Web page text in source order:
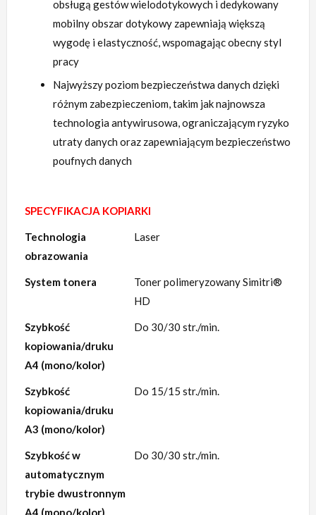
obsługą gestów wielodotykowych i dedykowany
mobilny obszar dotykowy zapewniają większą
wygodę i elastyczność, wspomagając obecny styl
pracy
Najwyższy poziom bezpieczeństwa danych dzięki
różnym zabezpieczeniom, takim jak najnowsza
technologia antywirusowa, ograniczającym ryzyko
utraty danych oraz zapewniającym bezpieczeństwo
poufnych danych
SPECYFIKACJA KOPIARKI
Technologia
obrazowania
Laser
System tonera
Toner polimeryzowany Simitri®
HD
Szybkość
kopiowania/druku
A4 (mono/kolor)
Do 30/30 str./min.
Szybkość
kopiowania/druku
A3 (mono/kolor)
Do 15/15 str./min.
Szybkość w
automatycznym
trybie dwustronnym
Do 30/30 str./min.